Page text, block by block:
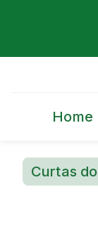
Home
Curtas